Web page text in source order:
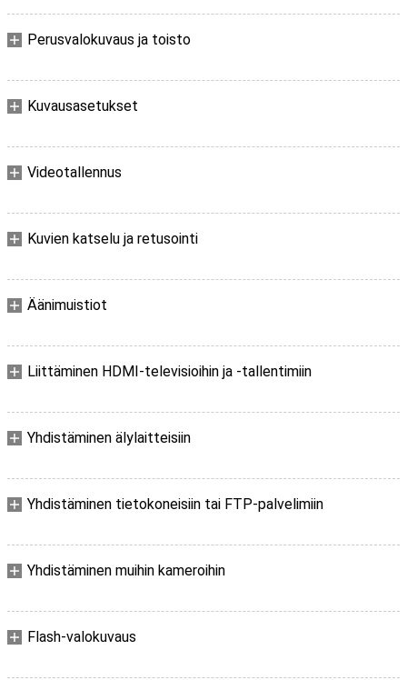
Perusvalokuvaus ja toisto
Kuvausasetukset
Videotallennus
Kuvien katselu ja retusointi
Äänimuistiot
Liittäminen HDMI-televisioihin ja -tallentimiin
Yhdistäminen älylaitteisiin
Yhdistäminen tietokoneisiin tai FTP-palvelimiin
Yhdistäminen muihin kameroihin
Flash-valokuvaus